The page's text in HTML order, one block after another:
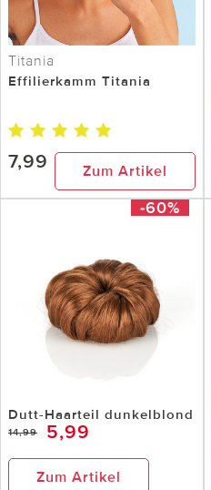
Titania
Effilierkamm Titania
7,99 Zum Artikel
-60%
Dutt-Haarteil dunkelblond
14,99 5,99
Zum Artikel